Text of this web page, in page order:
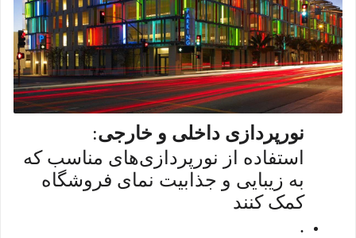
نورپردازی داخلی و خارجی:
استفاده از نورپردازی‌های مناسب که
به زیبایی و جذابیت نمای فروشگاه
کمک کنند
.